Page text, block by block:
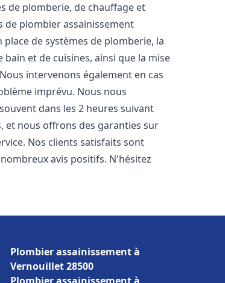
de plomberie, de chauffage et
de plombier assainissement
de systèmes de plomberie, la
et de cuisines, ainsi que la mise
intervenons également en cas
imprévu. Nous nous
dans les 2 heures suivant
nous offrons des garanties sur
Nos clients satisfaits sont
avis positifs. N'hésitez
Plombier assainissement à
Vernouillet 28500